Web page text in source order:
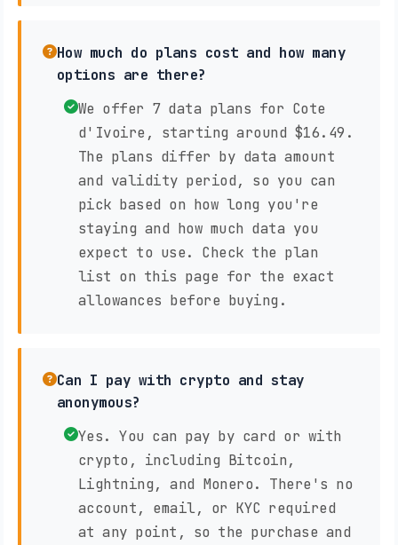
How much do plans cost and how many
options are there?
We offer 7 data plans for Cote
d'Ivoire, starting around $16.49.
The plans differ by data amount
and validity period, so you can
pick based on how long you're
staying and how much data you
expect to use. Check the plan
list on this page for the exact
allowances before buying.
Can I pay with crypto and stay
anonymous?
Yes. You can pay by card or with
crypto, including Bitcoin,
Lightning, and Monero. There's no
account, email, or KYC required
at any point, so the purchase and